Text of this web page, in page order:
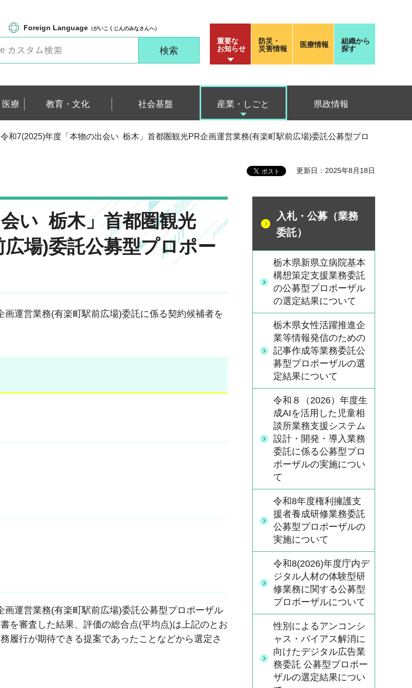
Foreign Language （がいこくじんのみなさんへ）
重要な
お知らせ
防災・
災害情報
医療情報
組織から
探す
療 教育・文化 社会基盤 産業・しごと 県政情報
和7(2025)年度「本物の出会い 栃木」首都圏観光PR企画運営業務(有楽町駅前広場)委託公募型プロ
更新日：2025年8月18日
い 栃木」首都圏観光
場)委託公募型プロポー
運営業務(有楽町駅前広場)委託に係る契約候補者を
運営業務(有楽町駅前広場)委託公募型プロポーザル
を審査した結果、評価の総合点(平均点)は上記のとお
履行が期待できる提案であったことなどから選定さ
入札・公募（業務
委託）
栃木県新県立病院基本
構想策定支援業務委託
の公募型プロポーザル
の選定結果について
栃木県女性活躍推進企
業等情報発信のための
記事作成等業務委託公
募型プロポーザルの選
定結果について
令和８（2026）年度生
成AIを活用した児童相
談所業務支援システム
設計・開発・導入業務
委託に係る公募型プロ
ポーザルの実施につい
て
令和8年度権利擁護支
援者養成研修業務委託
公募型プロポーザルの
実施について
令和8(2026)年度庁内デ
ジタル人材の体験型研
修業務に関する公募型
プロポーザルについて
性別によるアンコンシ
ャス・バイアス解消に
向けたデジタル広告業
務委託 公募型プロポー
ザルの選定結果につい